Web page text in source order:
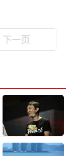
下一页